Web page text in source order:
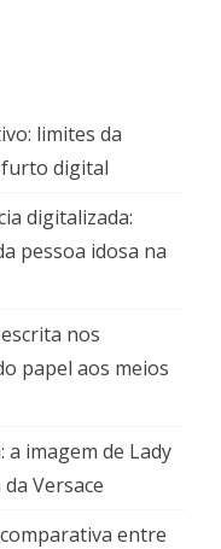
limites da
furto digital
digitalizada:
pessoa idosa na
nos
papel aos meios
a imagem de Lady
Versace
entre